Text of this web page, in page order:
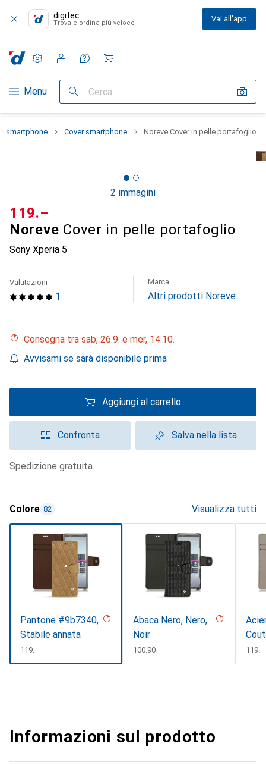
digitec
Trova e ordina più veloce Vai all'app
Categoria Navigazione
Menu Cerca
Impostazioni
Conto cliente
Liste di confronto
Liste dei desideri
Carrello
smartphone Cover smartphone Noreve Cover in pelle portafoglio
2 immagini
Noreve Cover in pelle portafoglio
Sony Xperia 5
CHF
119.–
1
Valutazioni Marca
Altri prodotti Noreve
Consegna tra sab, 26.9. e mer, 14.10.
Avvisami se sarà disponibile prima
Aggiungi al carrello
Confronta Salva nella lista
spedizione gratuita
Colore 82 Visualizza tutti
Pantone #9b7340,
Stabile annata
CHF
119.–
Abaca Nero, Nero,
Noir
CHF
100.90 CHF
119.–
Informazioni sul prodotto